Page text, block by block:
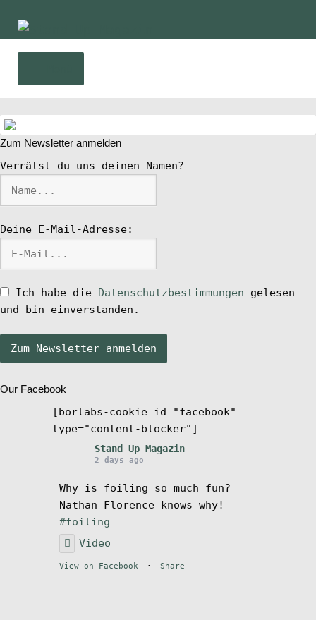
Zur
Navigation
Zum
Inhalt
News
Wing und Foil
SUP-Events
Ratgeber
Das Magazin
Stand Up Magazin TV
SPOT FINDER
Mein Konto
Zum Newsletter anmelden
Verrätst du uns deinen Namen?
Deine E-Mail-Adresse:
Ich habe die Datenschutzbestimmungen gelesen
und bin einverstanden.
Our Facebook
[borlabs-cookie id="facebook"
type="content-blocker"]
Stand Up Magazin
2 days ago
Why is foiling so much fun?
Nathan Florence knows why!
#foiling
Video
View on Facebook · Share